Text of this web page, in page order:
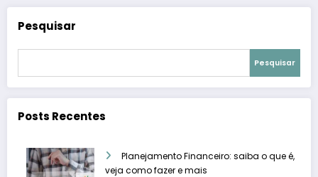
Pesquisar
Pesquisar
Posts Recentes
Planejamento Financeiro: saiba o que é,
veja como fazer e mais